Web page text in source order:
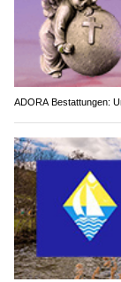
ADORA Bestattungen: